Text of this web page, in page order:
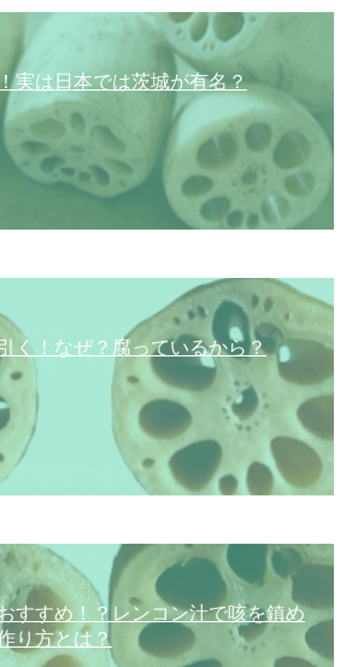
実は日本では茨城が有名？
く！なぜ？腐っているから？
すすめ！？レンコン汁で咳を鎮め
り方とは？